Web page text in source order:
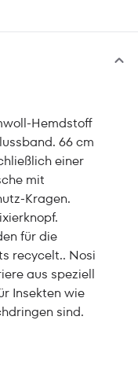
Hemdstoff
66 cm
einer
mit
Kragen.
für die
recycelt.. Nosi
aus speziell
Insekten wie
sind.